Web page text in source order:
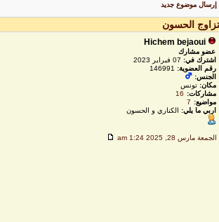
إرسال موضوع جديد
الحسون
Hichem bejaoui
عضو مشارك
اشترك في:07 فبراير 2023
رقم العضوية:146991
الجنس:
مكان:تونس
مشاركات:
16
مواضيع:
7
اربي ما يلي:الكناري و الحسون
الجمعة مارس 28, 2025 1:24 am